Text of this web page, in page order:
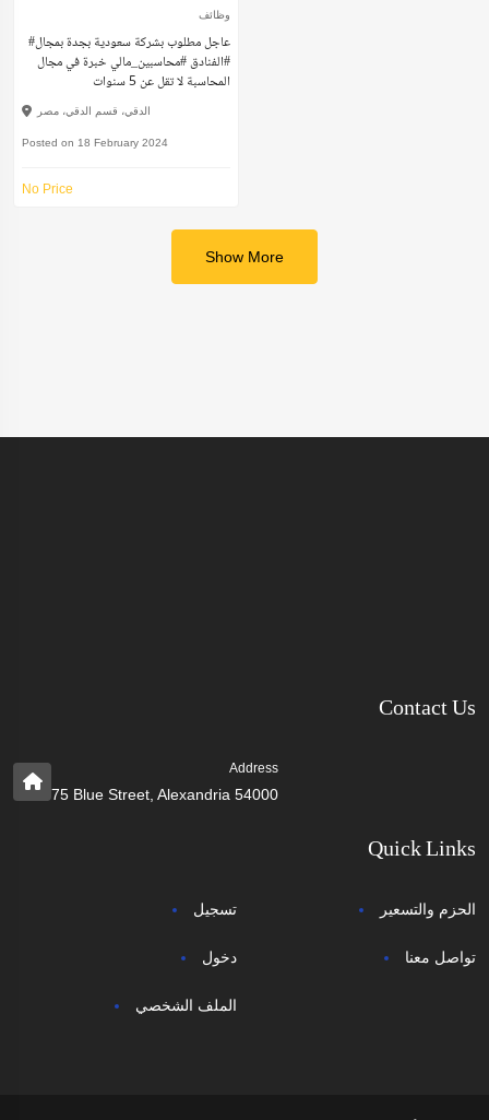
وظائف
#عاجل مطلوب بشركة سعودية بجدة بمجال
#الفنادق #محاسبين_مالي خبرة في مجال
المحاسبة لا تقل عن 5 سنوات
الدقي، قسم الدقي، مصر
Posted on 18 February 2024
No Price
Show More
Contact Us
Address
75 Blue Street, Alexandria 54000
Quick Links
تسجيل
دخول
الملف الشخصي
الحزم والتسعير
تواصل معنا